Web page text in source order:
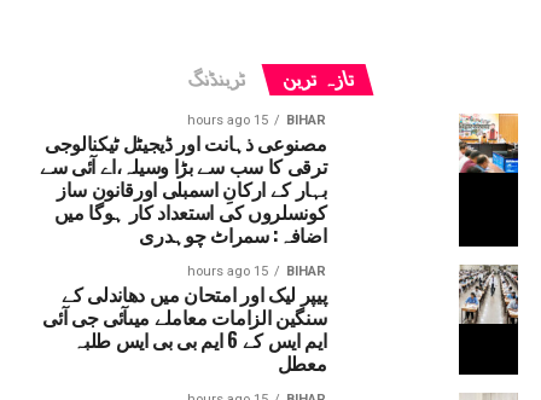
تازہ ترین ٹرینڈنگ
BIHAR
15 hours ago
مصنوعی ذہانت اور ڈیجیٹل ٹیکنالوجی
ترقی کا سب سے بڑا وسیلہ،اے آئی سے
بہار کے ارکانِ اسمبلی اورقانون ساز
کونسلروں کی استعداد کار ہوگا میں
اضافہ: سمراٹ چوہدری
BIHAR
15 hours ago
پیپر لیک اور امتحان میں دھاندلی کے
سنگین الزامات معاملے میںآئی جی آئی
ایم ایس کے 6 ایم بی بی ایس طلبہ
معطل